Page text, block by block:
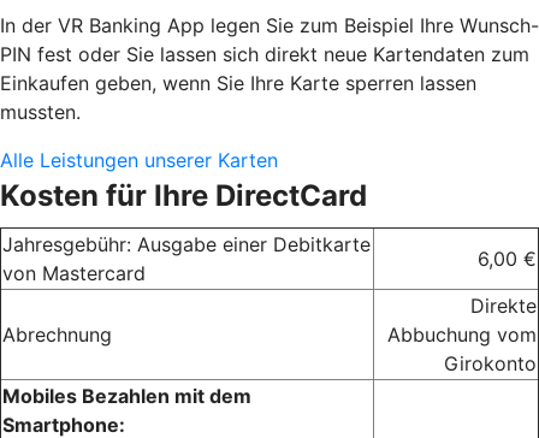
In der VR Banking App legen Sie zum Beispiel Ihre Wunsch-
PIN fest oder Sie lassen sich direkt neue Kartendaten zum
Einkaufen geben, wenn Sie Ihre Karte sperren lassen
mussten.
Alle Leistungen unserer Karten
Kosten für Ihre DirectCard
Jahresgebühr: Ausgabe einer Debitkarte
von Mastercard
6,00 €
Abrechnung
Direkte
Abbuchung vom
Girokonto
Mobiles Bezahlen mit dem
Smartphone: